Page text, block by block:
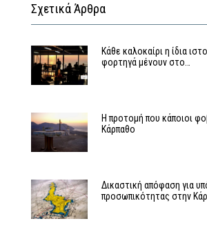
Σχετικά Άρθρα
Κάθε καλοκαίρι η ίδια
φορτηγά μένουν στο…
Η προτομή που κάποιοι
Κάρπαθο
Δικαστική απόφαση για
προσωπικότητας στην